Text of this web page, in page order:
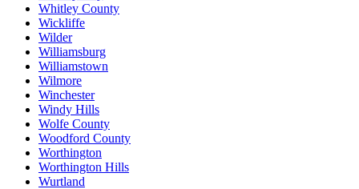
Whitley County
Wickliffe
Wilder
Williamsburg
Williamstown
Wilmore
Winchester
Windy Hills
Wolfe County
Woodford County
Worthington
Worthington Hills
Wurtland